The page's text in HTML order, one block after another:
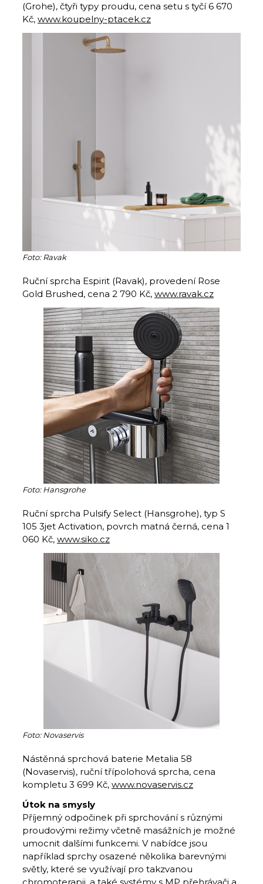
(Grohe), čtyři typy proudu, cena setu s tyčí 6 670
Kč, www.koupelny-ptacek.cz
Foto: Ravak
Ruční sprcha Espirit (Ravak), provedení Rose
Gold Brushed, cena 2 790 Kč, www.ravak.cz
Foto: Hansgrohe
Ruční sprcha Pulsify Select (Hansgrohe), typ S
105 3jet Activation, povrch matná černá, cena 1
060 Kč, www.siko.cz
Foto: Novaservis
Nástěnná sprchová baterie Metalia 58
(Novaservis), ruční třípolohová sprcha, cena
kompletu 3 699 Kč, www.novaservis.cz
Útok na smysly
Příjemný odpočinek při sprchování s různými
proudovými režimy včetně masážních je možné
umocnit dalšími funkcemi. V nabídce jsou
například sprchy osazené několika barevnými
světly, které se využívají pro takzvanou